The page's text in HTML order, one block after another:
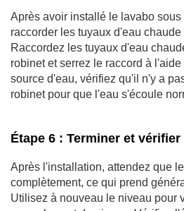
Après avoir installé le lavabo
raccorder les tuyaux d'eau
Raccordez les tuyaux d'eau
robinet et serrez le raccord à
source d'eau, vérifiez qu'il n'y a
robinet pour que l'eau s'écoule
Étape 6 : Terminer et vérifier
Après l'installation, attendez que
complètement, ce qui prend
Utilisez à nouveau le niveau pour